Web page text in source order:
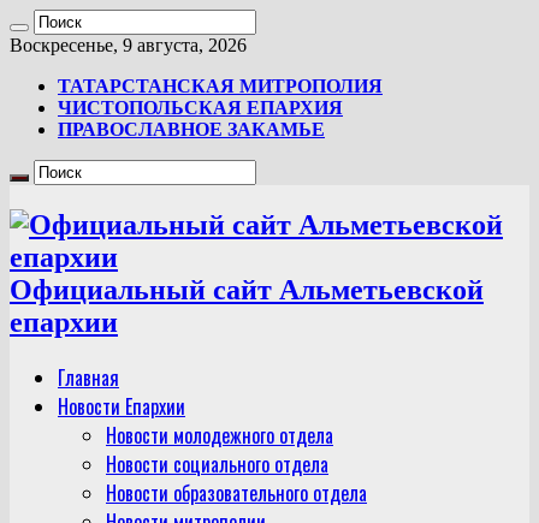
Воскресенье, 9 августа, 2026
ТАТАРСТАНСКАЯ МИТРОПОЛИЯ
ЧИСТОПОЛЬСКАЯ ЕПАРХИЯ
ПРАВОСЛАВНОЕ ЗАКАМЬЕ
Официальный сайт Альметьевской
епархии
Главная
Новости Епархии
Новости молодежного отдела
Новости социального отдела
Новости образовательного отдела